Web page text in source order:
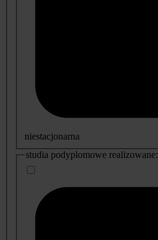
niestacjonarna
studia podyplomowe realizowane: